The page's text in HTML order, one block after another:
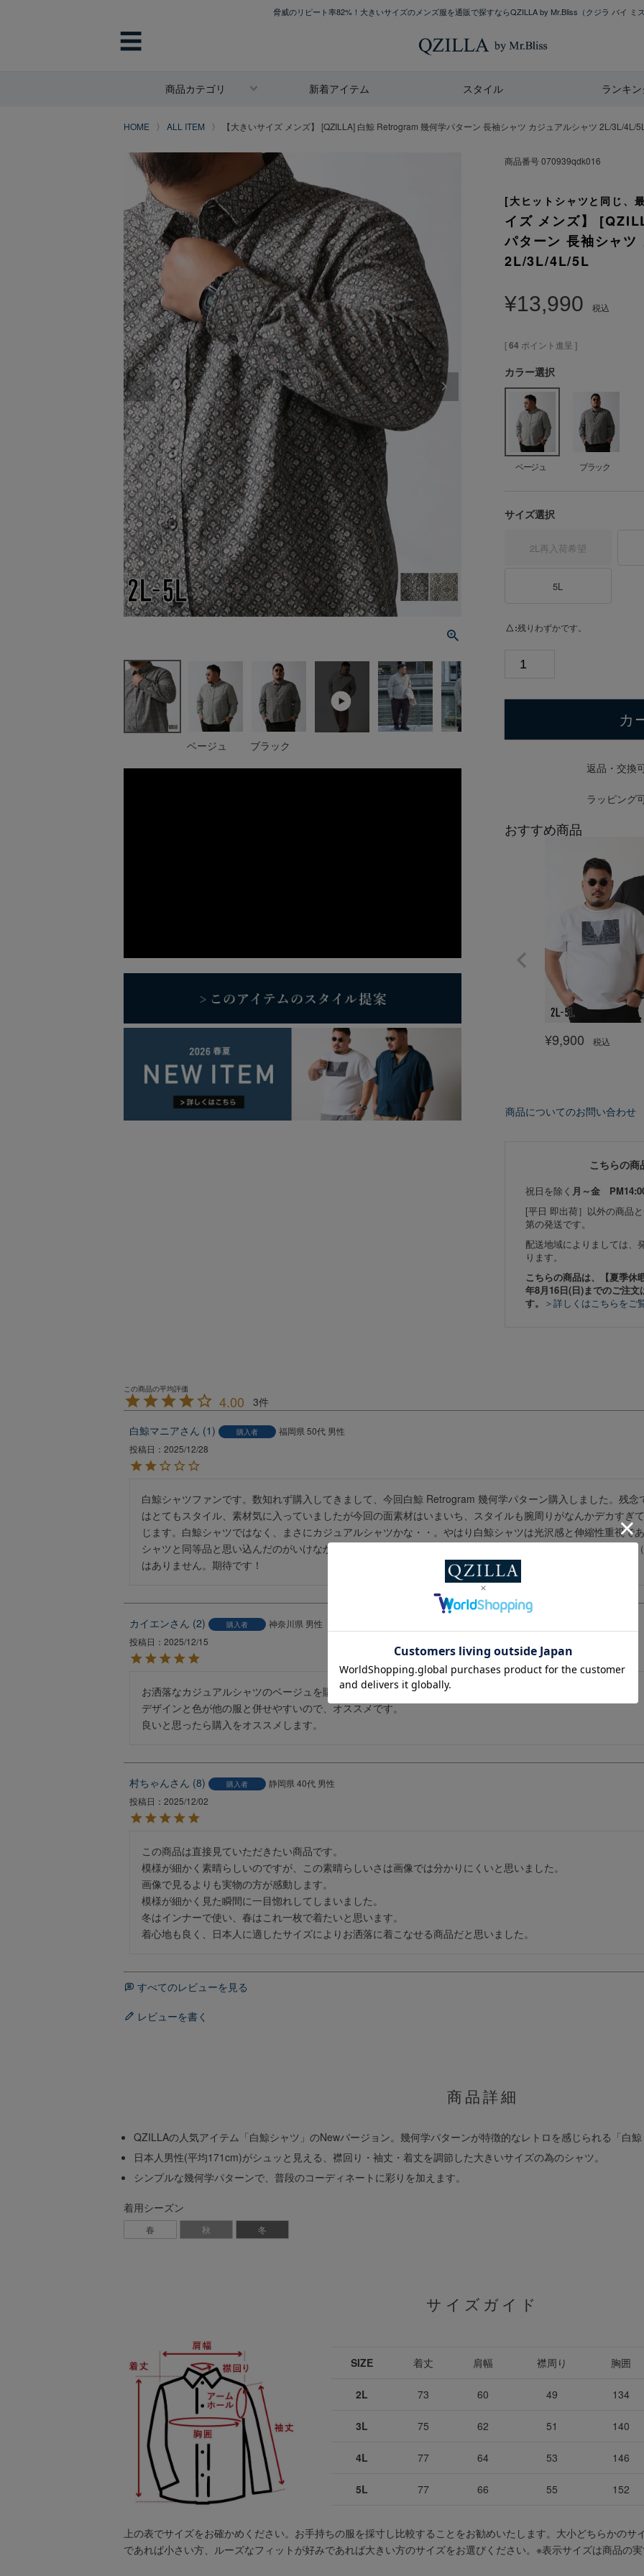
脅威のリピート率82%！大きいサイズのメンズ服を通販で探すならQZILLA by Mr.Bliss （クジラ バイ ミ
☰
商品カテゴリ 新着アイテム スタイル ランキ
HOME ALL ITEM 【大きいサイズ メンズ】 [QZILLA] 白鯨 Retrogram 幾何学パターン 長袖シャツ カジュアルシャツ 2L/3L/4L/5L
ベージュ ブラック
商品番号070939qdk016
[大ヒットシャツと同じ、
イズ メンズ】
パターン 長袖シャツ
2L/3L/4L/5L
¥13,990 税込
[64 ポイント進呈 ]
カラー選択
ベージュ ブラック
サイズ選択
2L再入荷希望
5L
△ 残りわずかです。
カ
返品・交換
ラッピング
おすすめ商品
¥9,900 税込
商品についてのお問い合わせ
こちらの商
祝日を除く 月～金
[平日 即出荷］以外の商品
第の発送です。
配送地域によりましては、
ります。
こちらの商品は、【夏季休
年8月16日(日)までのご注文
す。 ＞詳しくはこちらをご
4.00
3
白鯨マニア
1 購入者 福岡県 50代 男性
投稿日
2025/12/28
白鯨シャツファンです。数知れず購入してきまして、今回白鯨 Retrogram 幾何学パターン購入しました。残
はとてもスタイル、素材気に入っていましたが今回の面素材はいまいち、スタイルも腕周りがなんかデカすぎ
じます。白鯨シャツではなく、まさにカジュアルシャツかな・・。やはり白鯨シャツは光沢感と伸縮性重視で
シャツと同等品と思い込んだのがいけなかったんでしょうが。。。白鯨シャツんの次なる新展開を望みます。
はありません。期待です！
カイエン 2 購入者 神奈川県 男性
投稿日
2025/12/15
お洒落なカジュアルシャツのベージュを購入。
デザインと色が他の服と併せやすいので、オススメです。
良いと思ったら購入をオススメします。
村ちゃん 8 購入者 静岡県 40代 男性
投稿日
2025/12/02
この商品は直接見ていただきたい商品です。
模様が細かく素晴らしいのですが、この素晴らしいさは画像では分かりにくいと思いました。
画像で見るよりも実物の方が感動します。
模様が細かく見た瞬間に一目惚れしてしまいました。
冬はインナーで使い、春はこれ一枚で着たいと思います。
着心地も良く、日本人に適したサイズによりお洒落に着こなせる商品だと思いました。
すべてのレビューを見る
レビューを書く
商品詳細
QZILLAの人気アイテム「白鯨シャツ」のNewバージョン。幾何学パターンが特徴的なレトロを感じられる「白鯨
日本人男性(平均171cm)がシュッと見える、襟回り・袖丈・着丈を調節した大きいサイズの為のシャツ。
シンプルな幾何学パターンで、普段のコーディネートに彩りを加えます。
着用シーズン
春 秋 冬
サイズガイド
SIZE 着丈 肩幅 襟周り 胸囲
2L 73 60 49 134
3L 75 62 51 140
4L 77 64 53 146
5L 77 66 55 152
上の表でサイズをお確かめください。お手持ちの服を採寸し比較することをお勧めいたします。大小どちらかのサ
であれば小さい方、ルーズなフィットが好みであれば大きい方のサイズをお選びください。 ※表示サイズは商品の実